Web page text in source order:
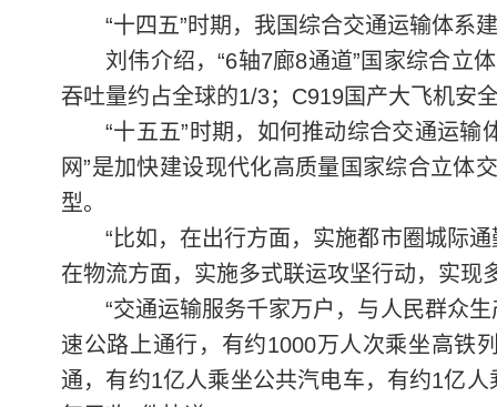
“十四五”时期，我国综合交通运输体系
刘伟介绍，“6轴7廊8通道”国家综合立
吞吐量约占全球的1/3；C919国产大飞机安
“十五五”时期，如何推动综合交通运输
网”是加快建设现代化高质量国家综合立体
型。
“比如，在出行方面，实施都市圈城际
在物流方面，实施多式联运攻坚行动，实现
“交通运输服务千家万户，与人民群众
速公路上通行，有约1000万人次乘坐高铁
通，有约1亿人乘坐公共汽电车，有约1亿